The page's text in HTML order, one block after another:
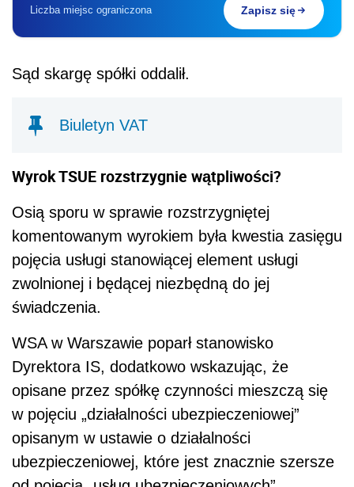
Liczba miejsc ograniczona Zapisz się
Sąd skargę spółki oddalił.
Biuletyn VAT
Wyrok TSUE rozstrzygnie wątpliwości?
Osią sporu w sprawie rozstrzygniętej
komentowanym wyrokiem była kwestia zasięgu
pojęcia usługi stanowiącej element usługi
zwolnionej i będącej niezbędną do jej
świadczenia.
WSA w Warszawie poparł stanowisko
Dyrektora IS, dodatkowo wskazując, że
opisane przez spółkę czynności mieszczą się
w pojęciu „działalności ubezpieczeniowej”
opisanym w ustawie o działalności
ubezpieczeniowej, które jest znacznie szersze